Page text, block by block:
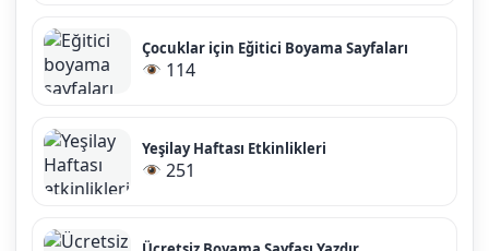
Çocuklar için Eğitici Boyama Sayfaları
114
Yeşilay Haftası Etkinlikleri
251